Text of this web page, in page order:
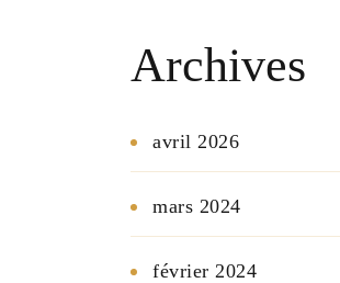
Archives
avril 2026
mars 2024
février 2024